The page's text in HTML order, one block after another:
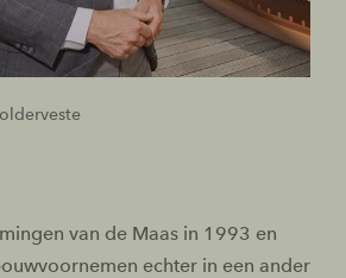
van de Maas in 1993 en
echter in een ander